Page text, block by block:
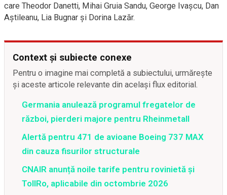
care Theodor Danetti, Mihai Gruia Sandu, George Ivaşcu, Dan
Aştileanu, Lia Bugnar şi Dorina Lazăr.
Context și subiecte conexe
Pentru o imagine mai completă a subiectului, urmărește
și aceste articole relevante din același flux editorial.
Germania anulează programul fregatelor de
război, pierderi majore pentru Rheinmetall
Alertă pentru 471 de avioane Boeing 737 MAX
din cauza fisurilor structurale
CNAIR anunță noile tarife pentru rovinietă și
TollRo, aplicabile din octombrie 2026